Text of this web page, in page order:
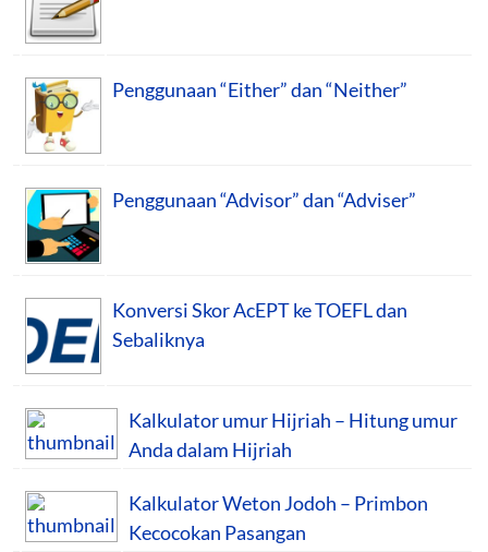
Penggunaan “Either” dan “Neither”
Penggunaan “Advisor” dan “Adviser”
Konversi Skor AcEPT ke TOEFL dan
Sebaliknya
Kalkulator umur Hijriah – Hitung umur
Anda dalam Hijriah
Kalkulator Weton Jodoh – Primbon
Kecocokan Pasangan